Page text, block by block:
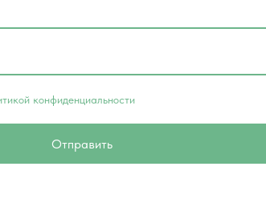
конфиденциальности
Отправить